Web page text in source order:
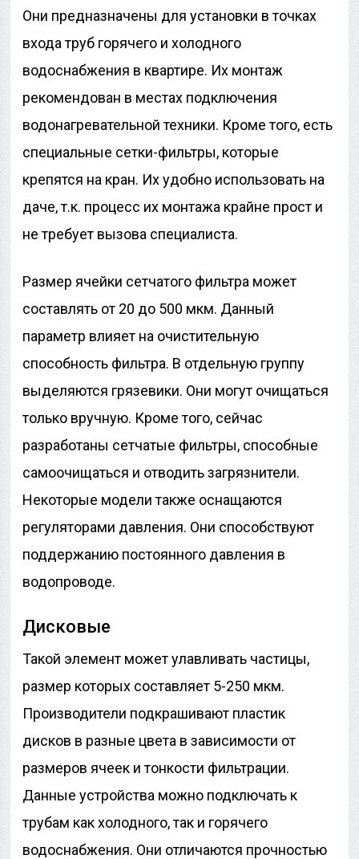
Они предназначены для установки в точках
входа труб горячего и холодного
водоснабжения в квартире. Их монтаж
рекомендован в местах подключения
водонагревательной техники. Кроме того, есть
специальные сетки-фильтры, которые
крепятся на кран. Их удобно использовать на
даче, т.к. процесс их монтажа крайне прост и
не требует вызова специалиста.
Размер ячейки сетчатого фильтра может
составлять от 20 до 500 мкм. Данный
параметр влияет на очистительную
способность фильтра. В отдельную группу
выделяются грязевики. Они могут очищаться
только вручную. Кроме того, сейчас
разработаны сетчатые фильтры, способные
самоочищаться и отводить загрязнители.
Некоторые модели также оснащаются
регуляторами давления. Они способствуют
поддержанию постоянного давления в
водопроводе.
Дисковые
Такой элемент может улавливать частицы,
размер которых составляет 5-250 мкм.
Производители подкрашивают пластик
дисков в разные цвета в зависимости от
размеров ячеек и тонкости фильтрации.
Данные устройства можно подключать к
трубам как холодного, так и горячего
водоснабжения. Они отличаются прочностью